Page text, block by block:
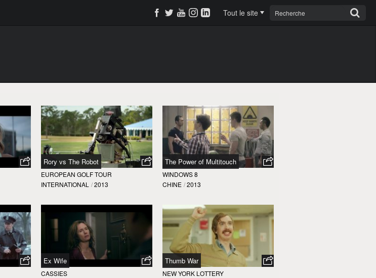
Tout le site
Rory vs The Robot
EUROPEAN GOLF TOUR
INTERNATIONAL / 2013
The Power of Multitouch
WINDOWS 8
CHINE / 2013
Ex Wife
CASSIES
Thumb War
NEW YORK LOTTERY